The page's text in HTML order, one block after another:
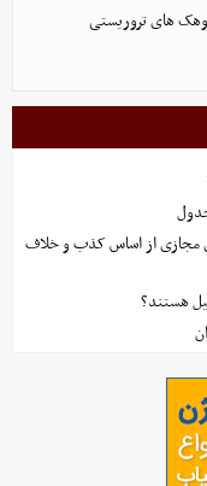
مجازی از اساس کذب و خلاف